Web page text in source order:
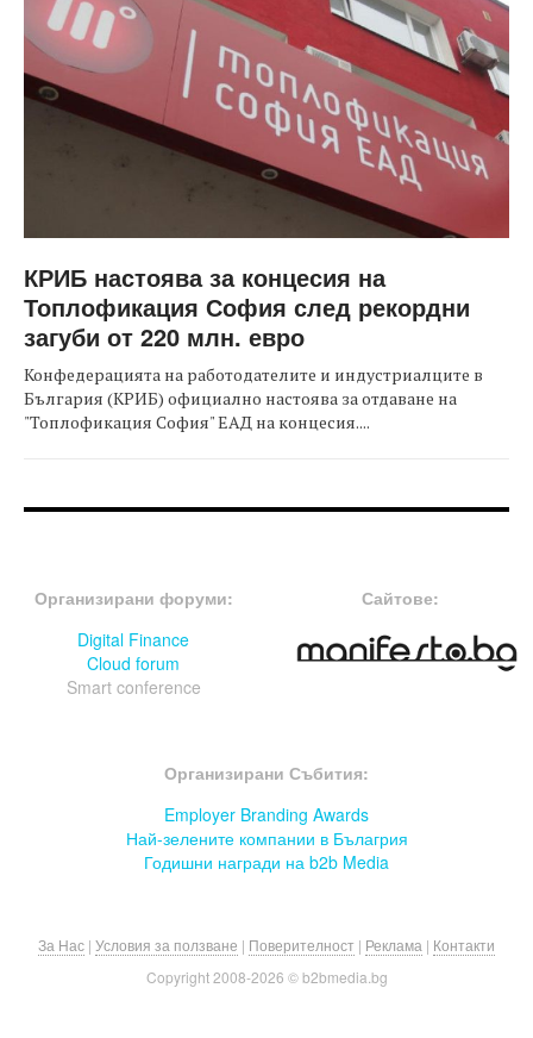
КРИБ настоява за концесия на
Топлофикация София след рекордни
загуби от 220 млн. евро
Конфедерацията на работодателите и индустриалците в
България (КРИБ) официално настоява за отдаване на
"Топлофикация София" ЕАД на концесия....
Организирани форуми:
Digital Finance
Cloud forum
Smart conference
Сайтове:
Организирани Събития:
Employer Branding Awards
Най-зелените компании в Бълагрия
Годишни награди на b2b Media
За Нас | Условия за ползване | Поверителност | Реклама | Контакти
Copyright 2008-2026 © b2bmedia.bg